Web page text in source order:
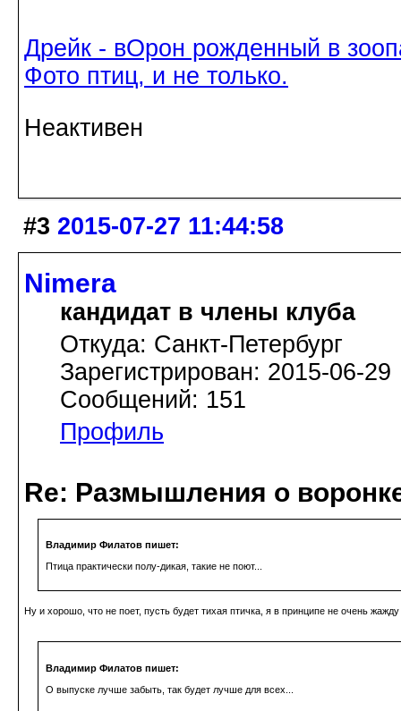
Дрейк - вОрон рожденный в
Фото птиц, и не только.
Неактивен
#3 2015-07-27 11:44:58
Nimera
кандидат в члены клуба
Откуда: Санкт-Петербург
Зарегистрирован: 2015-06-29
Сообщений: 151
Профиль
Re: Размышления о
Владимир Филатов пишет:
Птица практически полу-дикая, такие не поют...
Ну и хорошо, что не поет, пусть будет тихая птичка, я в принципе не очень
Владимир Филатов пишет:
О выпуске лучше забыть, так будет лучше для всех...